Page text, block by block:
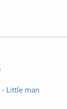
- Little man